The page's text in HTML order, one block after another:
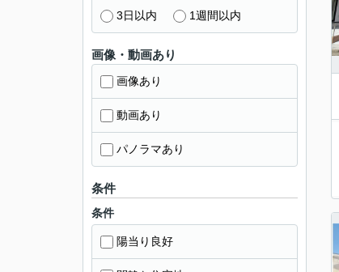
3日以内 1週間以内
画像・動画あり
画像あり
動画あり
パノラマあり
条件
条件
陽当り良好